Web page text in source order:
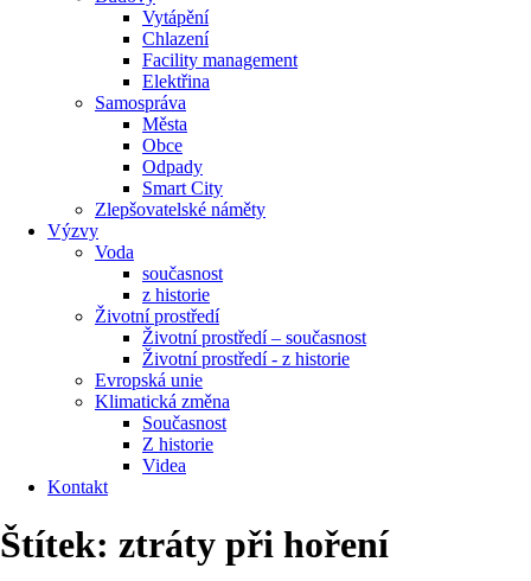
Vytápění
Chlazení
Facility management
Elektřina
Samospráva
Města
Obce
Odpady
Smart City
Zlepšovatelské náměty
Výzvy
Voda
současnost
z historie
Životní prostředí
Životní prostředí – současnost
Životní prostředí ​- z historie
Evropská unie
Klimatická změna
Současnost
Z historie
Videa
Kontakt
Štítek: ztráty při hoření